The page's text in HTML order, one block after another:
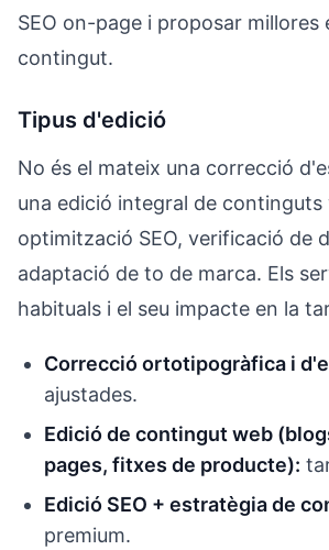
SEO on-page i proposar millores
contingut.
Tipus d'edició
No és el mateix una correcció
una edició integral de continguts
optimització SEO, verificació de
adaptació de to de marca. Els
habituals i el seu impacte en la
Correcció ortotipogràfica i
ajustades.
Edició de contingut web
pages, fitxes de producte):
Edició SEO + estratègia de
premium.